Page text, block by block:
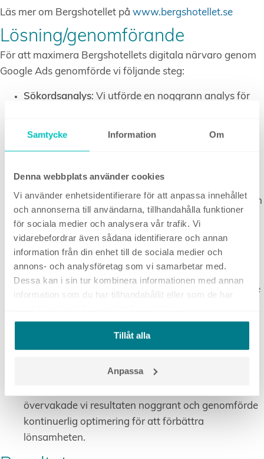
Samtycke Information Om
Denna webbplats använder cookies
Vi använder enhetsidentifierare för att anpassa innehållet
och annonserna till användarna, tillhandahålla funktioner
för sociala medier och analysera vår trafik. Vi
vidarebefordrar även sådana identifierare och annan
information från din enhet till de sociala medier och
annons- och analysföretag som vi samarbetar med.
Dessa kan i sin tur kombinera informationen med annan
information som du har tillhandahållit eller som de har
Tillåt alla
Anpassa
Läs mer om Bergshotellet på www.bergshotellet.se
Lösning/genomförande
För att maximera Bergshotellets digitala närvaro genom
Google Ads genomförde vi följande steg:
Sökordsanalys: Vi utförde en noggrann analys för
Bergshotellets webbplats för att identifiera områden
med förbättringspotential. Detta säkerställde att
både webbplatsens innehåll och strukturen
matchade de sökord och kampanjer vi utvecklade
samt för att ge den bättre organisk synlighet.
Uppsättning av Google Ads-kampanjer
: Vi skapade
Google Ads, med fokus på att driva
bokningsförfrågningar genom att rikta oss till
potentiella gäster som söker boende för både
mountainbike- och skidåkning i Järvsöområdet.
övervakade vi resultaten noggrant och genomförde
kontinuerlig optimering för att förbättra
lönsamheten.